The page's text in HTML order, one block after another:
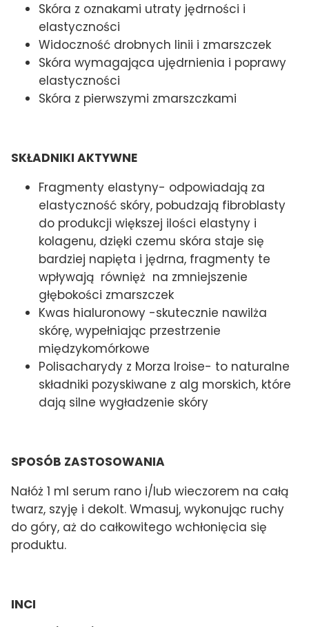
Skóra z oznakami utraty jędrności i
elastyczności
Widoczność drobnych linii i zmarszczek
Skóra wymagająca ujędrnienia i poprawy
elastyczności
Skóra z pierwszymi zmarszczkami
SKŁADNIKI AKTYWNE
Fragmenty elastyny- odpowiadają za
elastyczność skóry, pobudzają fibroblasty
do produkcji większej ilości elastyny i
kolagenu, dzięki czemu skóra staje się
bardziej napięta i jędrna, fragmenty te
wpływają równięż na zmniejszenie
głębokości zmarszczek
Kwas hialuronowy -skutecznie nawilża
skórę, wypełniając przestrzenie
międzykomórkowe
Polisacharydy z Morza Iroise- to naturalne
składniki pozyskiwane z alg morskich, które
dają silne wygładzenie skóry
SPOSÓB ZASTOSOWANIA
Nałóż 1 ml serum rano i/lub wieczorem na całą
twarz, szyję i dekolt. Wmasuj, wykonując ruchy
do góry, aż do całkowitego wchłonięcia się
produktu.
INCI